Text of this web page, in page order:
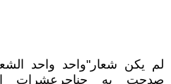
لم يكن شعار"واحد واحد
صدحت به حناجرعشرات